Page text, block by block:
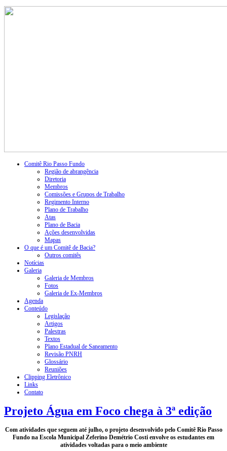
Comitê Rio Passo Fundo
Região de abrangência
Diretoria
Membros
Comissões e Grupos de Trabalho
Regimento Interno
Plano de Trabalho
Atas
Plano de Bacia
Ações desenvolvidas
Mapas
O que é um Comitê de Bacia?
Outros comitês
Notícias
Galeria
Galeria de Membros
Fotos
Galeria de Ex-Membros
Agenda
Conteúdo
Legislação
Artigos
Palestras
Textos
Plano Estadual de Saneamento
Revisão PNRH
Glossário
Reuniões
Clipping Eletrônico
Links
Contato
Projeto Água em Foco chega à 3ª edição
Com atividades que seguem até julho, o projeto desenvolvido pelo Comitê Rio Passo
Fundo na Escola Municipal Zeferino Demétrio Costi envolve os estudantes em
atividades voltadas para o meio ambiente